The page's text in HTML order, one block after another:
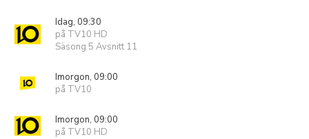
Idag, 09:30
på TV10 HD
Säsong 5 Avsnitt 11
Imorgon, 09:00
på TV10
Imorgon, 09:00
på TV10 HD